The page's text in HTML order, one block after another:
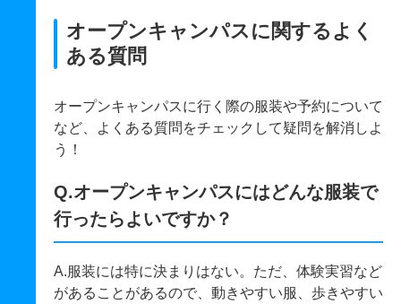
オープンキャンパスに関するよく
ある質問
オープンキャンパスに行く際の服装や予約について
など、よくある質問をチェックして疑問を解消しよ
う！
Q.オープンキャンパスにはどんな服装で
行ったらよいですか？
A.服装には特に決まりはない。ただ、体験実習など
があることがあるので、動きやすい服、歩きやすい